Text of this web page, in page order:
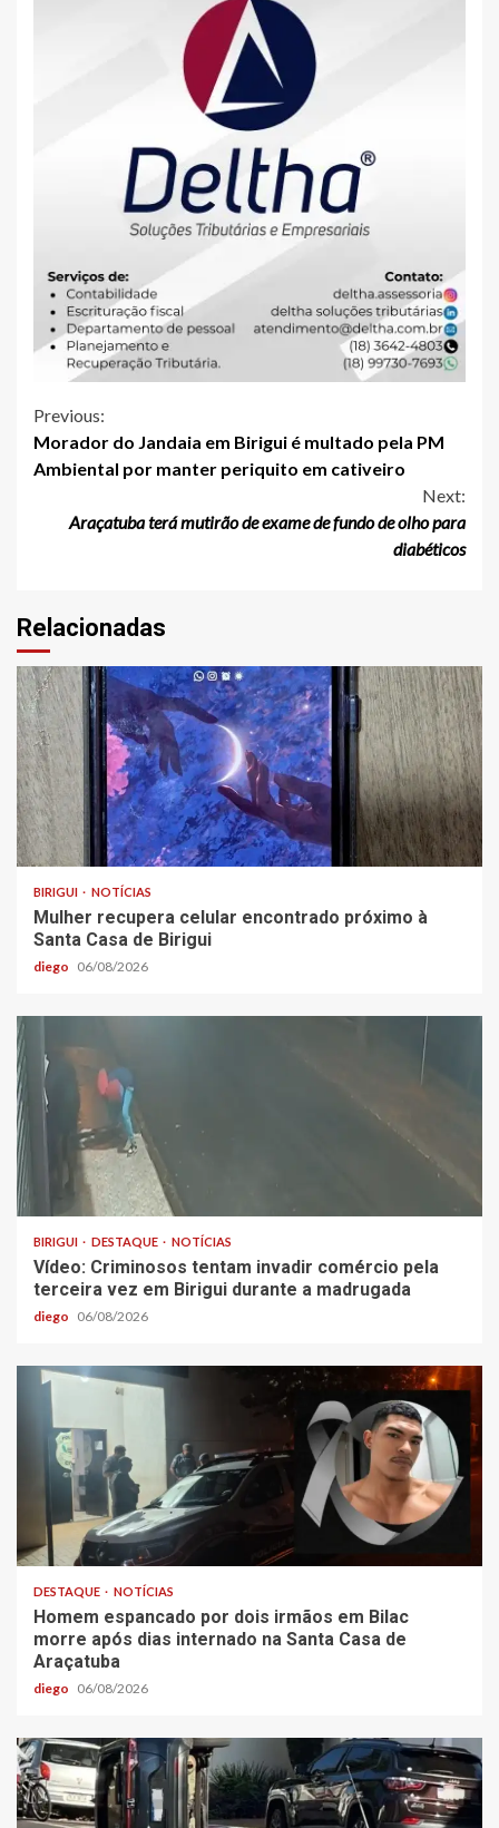
Continue
Reading
Previous:
Morador do Jandaia em Birigui é multado pela PM
Ambiental por manter periquito em cativeiro
Next:
Araçatuba terá mutirão de exame de fundo de olho para
diabéticos
Relacionadas
BIRIGUI NOTÍCIAS
Mulher recupera celular encontrado próximo à
Santa Casa de Birigui
diego 06/08/2026
BIRIGUI DESTAQUE NOTÍCIAS
Vídeo: Criminosos tentam invadir comércio pela
terceira vez em Birigui durante a madrugada
diego 06/08/2026
DESTAQUE NOTÍCIAS
Homem espancado por dois irmãos em Bilac
morre após dias internado na Santa Casa de
Araçatuba
diego 06/08/2026